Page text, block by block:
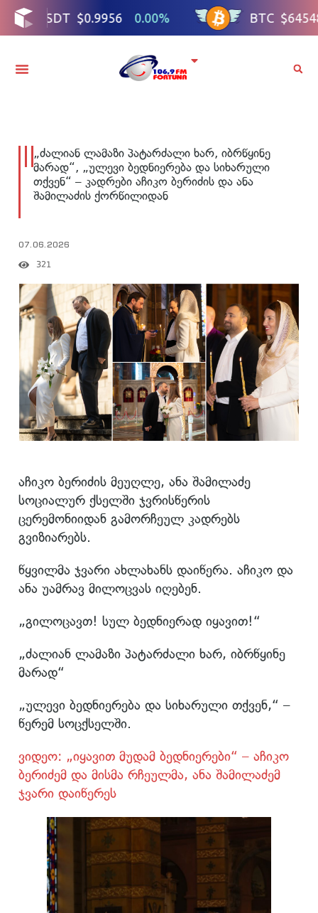
„ძალიან ლამაზი პატარძალი ხარ, იბრწყინე
მარად“, „ულევი ბედნიერება და სიხარული
თქვენ“ – კადრები აჩიკო ბერიძის და ანა
შამილაძის ქორწილიდან
07.06.2026
321
აჩიკო ბერიძის მეუღლე, ანა შამილაძე
სოციალურ ქსელში ჯვრისწერის
ცერემონიიდან გამორჩეულ კადრებს
გვიზიარებს.
წყვილმა ჯვარი ახლახანს დაიწერა. აჩიკო და
ანა უამრავ მილოცვას იღებენ.
„გილოცავთ! სულ ბედნიერად იყავით!“
„ძალიან ლამაზი პატარძალი ხარ, იბრწყინე
მარად“
„ულევი ბედნიერება და სიხარული თქვენ,“ –
წერემ სოცქსელში.
ვიდეო: „იყავით მუდამ ბედნიერები“ – აჩიკო
ბერიძემ და მისმა რჩეულმა, ანა შამილაძემ
ჯვარი დაიწერეს